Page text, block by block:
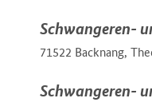
Schwangeren-
71522 Backnang,
Schwangeren-